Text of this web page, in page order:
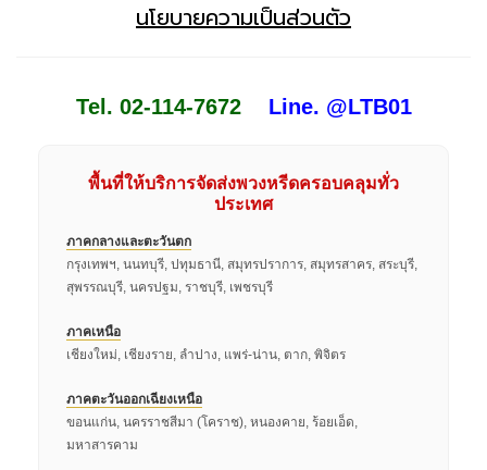
นโยบายความเป็นส่วนตัว
Tel. 02-114-7672 Line. @LTB01
พื้นที่ให้บริการจัดส่งพวงหรีดครอบคลุมทั่ว
ประเทศ
ภาคกลางและตะวันตก
กรุงเทพฯ, นนทบุรี, ปทุมธานี, สมุทรปราการ, สมุทรสาคร, สระบุรี,
สุพรรณบุรี, นครปฐม, ราชบุรี, เพชรบุรี
ภาคเหนือ
เชียงใหม่, เชียงราย, ลำปาง, แพร่-น่าน, ตาก, พิจิตร
ภาคตะวันออกเฉียงเหนือ
ขอนแก่น, นครราชสีมา (โคราช), หนองคาย, ร้อยเอ็ด,
มหาสารคาม